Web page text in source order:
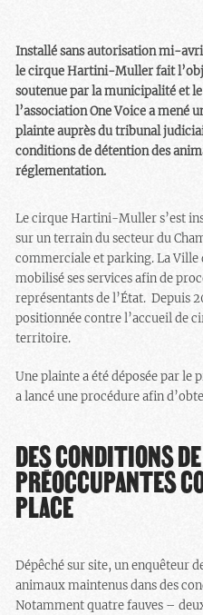
Installé sans autorisation mi-
le cirque Hartini-Muller fait
soutenue par la municipalité et
l’association One Voice a mené
plainte auprès du tribunal
conditions de détention des
réglementation.
Le cirque Hartini-Muller s’est
sur un terrain du secteur du
commerciale et parking. La
mobilisé ses services afin de
représentants de l’État. Depuis
positionnée contre l’accueil de
territoire.
Une plainte a été déposée par
a lancé une procédure afin
DES CONDITIONS
PRÉOCCUPANTES
PLACE
Dépêché sur site, un enquêteur
animaux maintenus dans des
Notamment quatre fauves –